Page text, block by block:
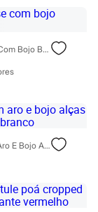
Sutiã Base Com Bojo Branco
Sutiã Com Aro E Bojo Alças Removíveis Branco